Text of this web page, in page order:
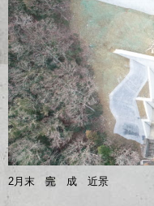
2月末 完 成 近景